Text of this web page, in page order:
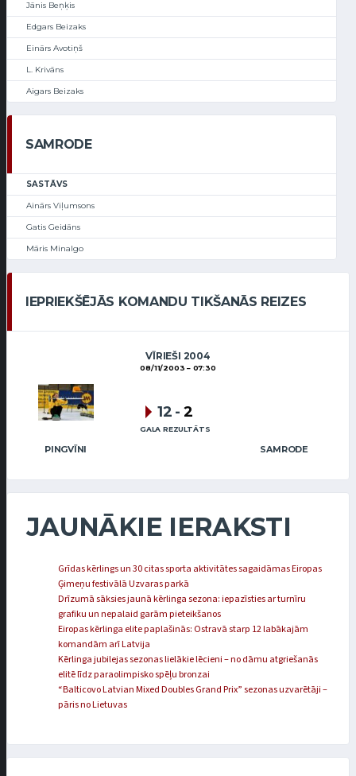
Jānis Beņķis
Edgars Beizaks
Einārs Avotiņš
L. Krivāns
Aigars Beizaks
SAMRODE
SASTĀVS
Ainārs Viļumsons
Gatis Geidāns
Māris Minalgo
IEPRIEKŠĒJĀS KOMANDU TIKŠANĀS REIZES
VĪRIEŠI 2004
08/11/2003 07:30
PINGVĪNI SAMRODE
12 - 2
GALA REZULTĀTS
JAUNĀKIE IERAKSTI
Grīdas kērlings un 30 citas sporta aktivitātes sagaidāmas Eiropas
Ģimeņu festivālā Uzvaras parkā
Drīzumā sāksies jaunā kērlinga sezona: iepazīsties ar turnīru
grafiku un nepalaid garām pieteikšanos
Eiropas kērlinga elite paplašinās: Ostravā starp 12 labākajām
komandām arī Latvija
Kērlinga jubilejas sezonas lielākie lēcieni – no dāmu atgriešanās
elitē līdz paraolimpisko spēļu bronzai
“Balticovo Latvian Mixed Doubles Grand Prix” sezonas uzvarētāji –
pāris no Lietuvas